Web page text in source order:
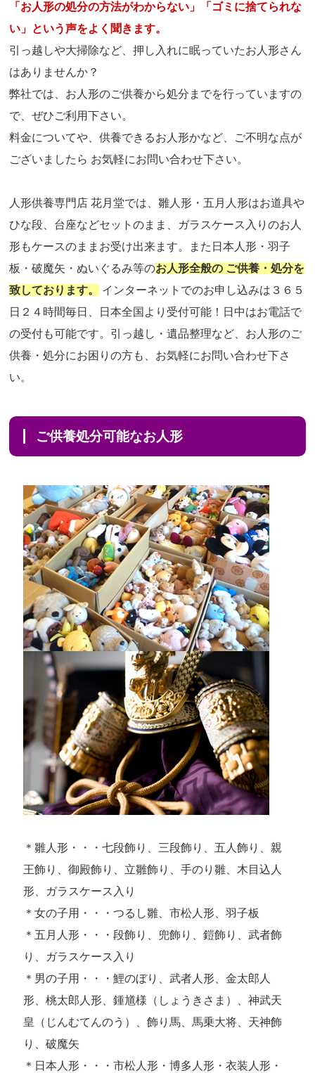
「お人形の処分の方法がわからない」「ゴミに捨てられな
い」という声をよく聞きます。
引っ越しや大掃除など、押し入れに眠っていたお人形さん
はありませんか？
弊社では、お人形のご供養から処分までを行っていますの
で、ぜひご利用下さい。
料金についてや、供養できるお人形かなど、ご不明な点が
ございましたら お気軽にお問い合わせ下さい。
人形供養専門店 花月堂では、雛人形・五月人形はお道具や
ひな段、台座などセットのまま、ガラスケース入りのお人
形もケースのままお受け出来ます。また日本人形・羽子
板・破魔矢・ぬいぐるみ等のお人形全般の ご供養・処分を
致しております。
インターネットでのお申し込みは３６５
日２４時間毎日、日本全国より受付可能！日中はお電話で
の受付も可能です。引っ越し・遺品整理など、お人形のご
供養・処分にお困りの方も、お気軽にお問い合わせ下さ
い。
ご供養処分可能なお人形
＊雛人形・・・七段飾り、三段飾り、五人飾り、親
王飾り、御殿飾り、立雛飾り、手のり雛、木目込人
形、ガラスケース入り
＊女の子用・・・つるし雛、市松人形、羽子板
＊五月人形・・・段飾り、兜飾り、鎧飾り、武者飾
り、ガラスケース入り
＊男の子用・・・鯉のぼり、武者人形、金太郎人
形、桃太郎人形、鍾馗様（しょうきさま）、神武天
皇（じんむてんのう）、飾り馬、馬乗大将、天神飾
り、破魔矢
＊日本人形・・・市松人形・博多人形・衣装人形・